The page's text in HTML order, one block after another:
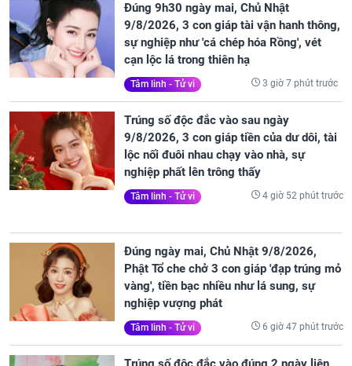
Đúng 9h30 ngày mai, Chủ Nhật
9/8/2026, 3 con giáp tài vận hanh thông,
sự nghiệp như 'cá chép hóa Rồng', vét
cạn lộc lá trong thiên hạ
Tâm linh - Tử vi 3 giờ 7 phút trước
Trúng số độc đắc vào sau ngày
9/8/2026, 3 con giáp tiền của dư dôi, tài
lộc nối đuôi nhau chạy vào nhà, sự
nghiệp phất lên trông thấy
Tâm linh - Tử vi 4 giờ 52 phút trước
Đúng ngày mai, Chủ Nhật 9/8/2026,
Phật Tổ che chở 3 con giáp 'đạp trúng mỏ
vàng', tiền bạc nhiều như lá sung, sự
nghiệp vượng phát
Tâm linh - Tử vi 6 giờ 47 phút trước